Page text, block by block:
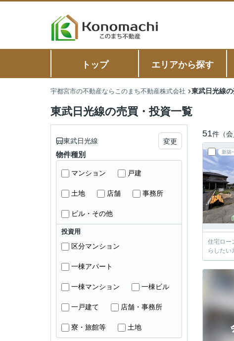
トップ エリアから探す
宇都宮市の不動産ならこのまち不動産株式会社 東武日光線
東武日光線の売買・投資一覧
51件（会
新築
住宅ロー
らしたい
東武日光線 変更
物件種別
マンション 戸建
土地 店舗 事務所
ビル・その他
投資用
区分マンション
一棟アパート
一棟マンション 一棟ビル
一戸建て 店舗・事務所
寮・旅館等 土地